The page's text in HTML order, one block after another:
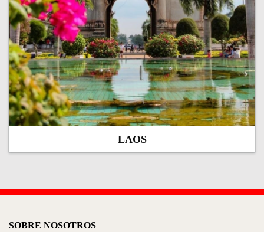
LAOS
SOBRE NOSOTROS